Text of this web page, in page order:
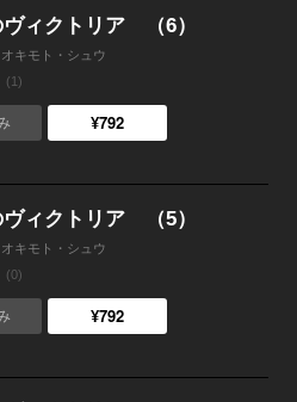
ィクトリア （6）
キモト・シュウ
(1)
¥792
ィクトリア （5）
キモト・シュウ
(0)
¥792